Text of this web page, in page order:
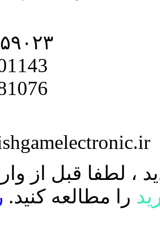
، لطفا قبل از
را مطالعه کنید.